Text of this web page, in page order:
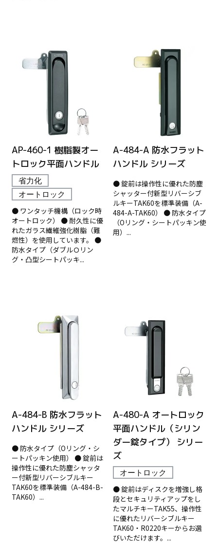
AP-460-1 樹脂製オー
トロック平面ハンドル
省力化
オートロック
● ワンタッチ機構（ロック時
オートロック） ● 耐久性に優
れたガラス繊維強化樹脂（難
燃性）を使用しています。 ●
防水タイプ（ダブルＯリン
グ・凸型シートパッキ...
A-484-A 防水フラット
ハンドル シリーズ
● 錠前は操作性に優れた防塵
シャッター付新型リバーシブ
ルキーTAK60を標準装備（A-
484-A-TAK60） ● 防水タイプ
（Oリング・シートパッキン使
用）...
A-484-B 防水フラット
ハンドル シリーズ
● 防水タイプ（Oリング・シ
ートパッキン使用） ● 錠前は
操作性に優れた防塵シャッタ
ー付新型リバーシブルキー
TAK60を標準装備（A-484-B-
TAK60）...
A-480-A オートロック
平面ハンドル（シリン
ダー錠タイプ） シリー
ズ
オートロック
● 錠前はディスクを増強し格
段とセキュリティアップをし
たマルチキーTAK55、操作性
に優れたリバーシブルキー
TAK60・R0220キーからお選
びいただけます。...